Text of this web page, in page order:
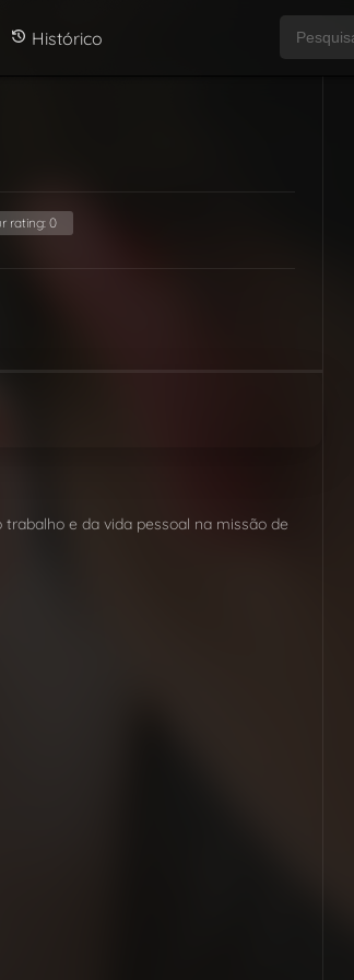
Histórico
rating:0
e da vida pessoal na missão de